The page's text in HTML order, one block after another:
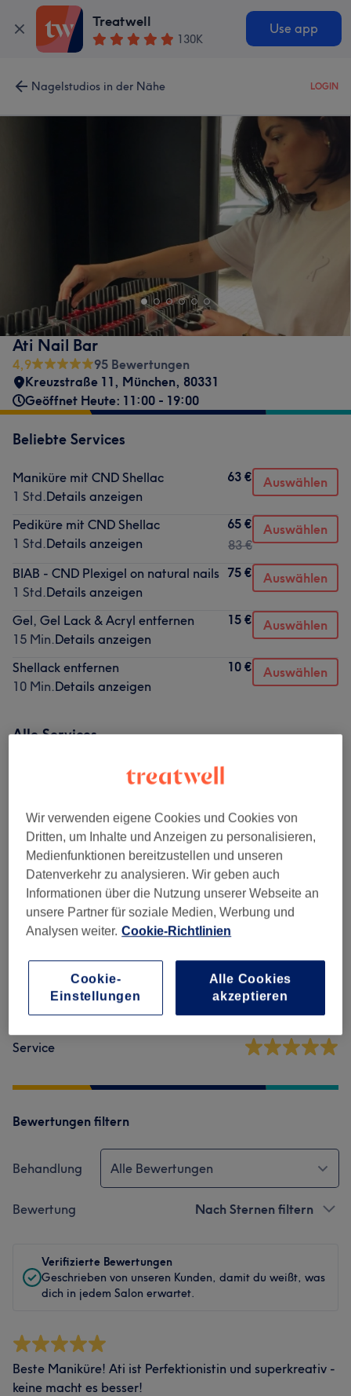
Treatwell
130K
Use app
Nagelstudios in der Nähe LOGIN
Ati Nail Bar
4,9
95 Bewertungen
Kreuzstraße 11, München, 80331
Geöffnet Heute: 11:00 - 19:00
Beliebte Services
Maniküre mit CND Shellac
1 Std.Details anzeigen
63 € Auswählen
Pediküre mit CND Shellac
1 Std.Details anzeigen
65 €
83 €
Auswählen
BIAB - CND Plexigel on natural nails
1 Std.Details anzeigen
75 € Auswählen
Gel, Gel Lack & Acryl entfernen
15 Min.Details anzeigen
15 € Auswählen
Shellack entfernen
10 Min.Details anzeigen
10 € Auswählen
Alle Services
Maniküre & Pediküre ( 7)
Salonbewertungen
4,9
Sauberkeit
Service
Bewertungen filtern
Behandlung Alle Bewertungen
Bewertung Nach Sternen filtern
Verifizierte Bewertungen
Geschrieben von unseren Kunden, damit du weißt, was
dich in jedem Salon erwartet.
Beste Maniküre! Ati ist Perfektionistin und superkreativ -
keine macht es besser!
Wir verwenden eigene Cookies und Cookies von
Dritten, um Inhalte und Anzeigen zu personalisieren,
Medienfunktionen bereitzustellen und unseren
Datenverkehr zu analysieren. Wir geben auch
Informationen über die Nutzung unserer Webseite an
unsere Partner für soziale Medien, Werbung und
Analysen weiter. Cookie-Richtlinien
Cookie-
Einstellungen
Alle Cookies
akzeptieren